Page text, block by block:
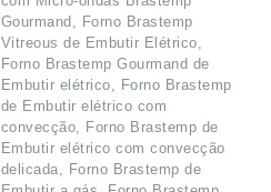
Gourmand, Forno Brastemp
Vitreous de Embutir Elétrico,
Forno Brastemp Gourmand de
Embutir elétrico, Forno Brastemp
de Embutir elétrico com
convecção, Forno Brastemp de
Embutir elétrico com convecção
delicada, Forno Brastemp de